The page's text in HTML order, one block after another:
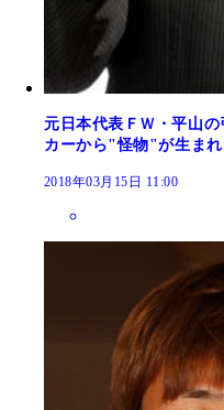
元日本代表ＦＷ・平山
カーから"怪物"が生まれ
2018年03月15日 11:00